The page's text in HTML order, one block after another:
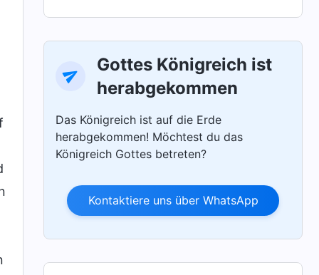
Gottes Königreich ist
herabgekommen
Das Königreich ist auf die Erde
herabgekommen! Möchtest du das
Königreich Gottes betreten?
Kontaktiere uns über WhatsApp